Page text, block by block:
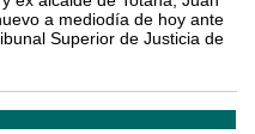
a mediodía de hoy ante
Superior de Justicia de